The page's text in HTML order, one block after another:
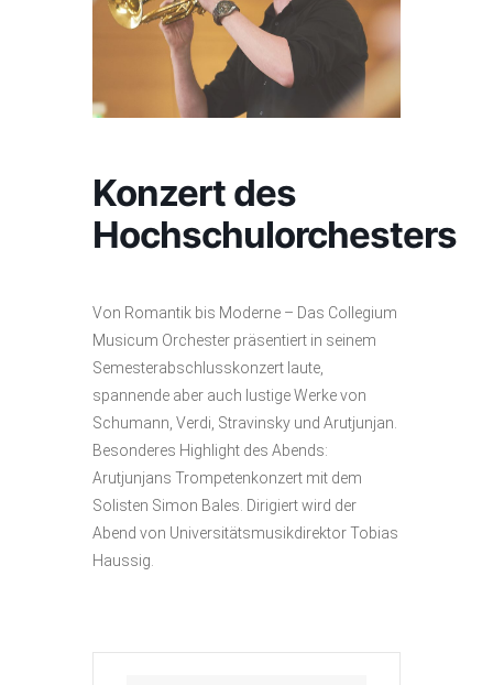
Konzert des
Hochschulorchesters
Von Romantik bis Moderne – Das Collegium
Musicum Orchester präsentiert in seinem
Semesterabschlusskonzert laute,
spannende aber auch lustige Werke von
Schumann, Verdi, Stravinsky und Arutjunjan.
Besonderes Highlight des Abends:
Arutjunjans Trompetenkonzert mit dem
Solisten Simon Bales. Dirigiert wird der
Abend von Universitätsmusikdirektor Tobias
Haussig.